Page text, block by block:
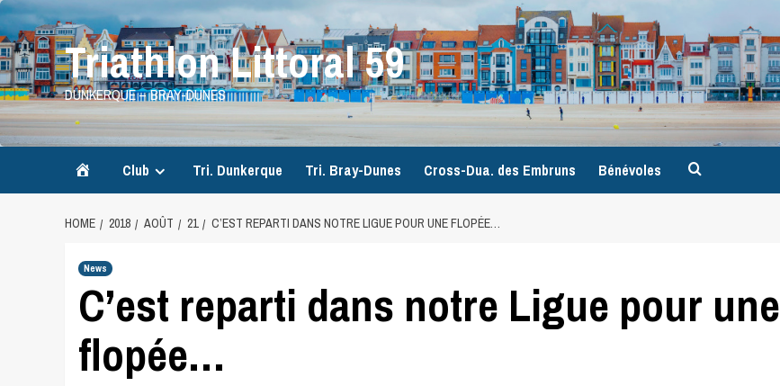
Skip
to
content
Triathlon Littoral 59
DUNKERQUE – BRAY-DUNES
Accueil
Club Tri. Dunkerque Tri. Bray-Dunes Cross-Dua. des Embruns Bénévoles
HOME 2018 AOÛT 21 C’EST REPARTI DANS NOTRE LIGUE POUR UNE FLOPÉE…
News
C’est reparti dans notre Ligue pour une
flopée…